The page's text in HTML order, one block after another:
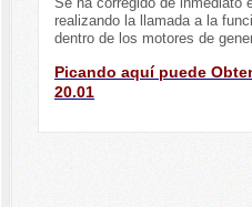
realizando la llamada a la
dentro de los motores de
Picando aquí puede
20.01